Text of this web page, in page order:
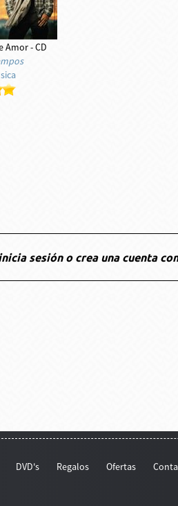
Amor - CD
sesión o crea una cuenta
DVD's Regalos Ofertas